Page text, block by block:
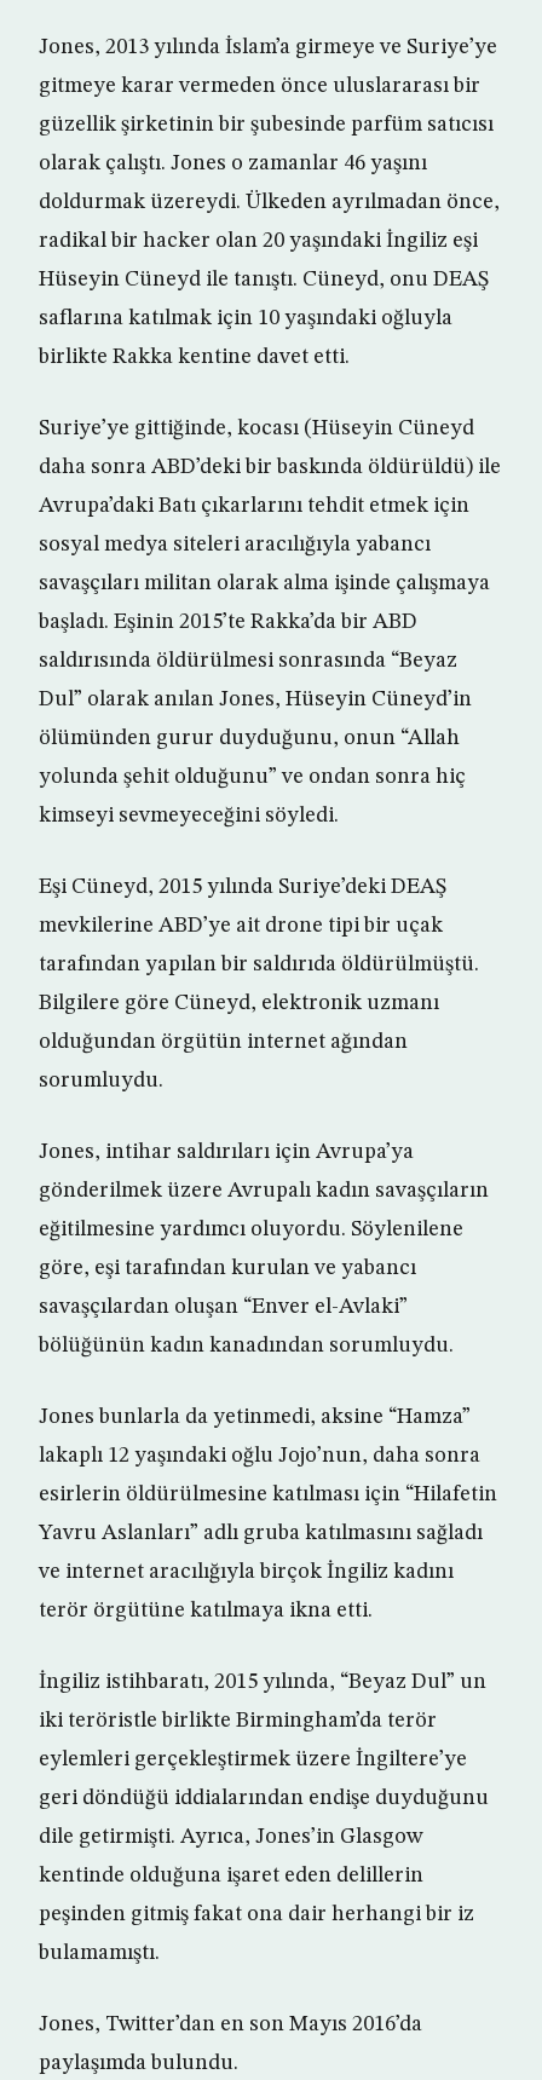
Jones, 2013 yılında İslam’a girmeye ve Suriye’ye
gitmeye karar vermeden önce uluslararası bir
güzellik şirketinin bir şubesinde parfüm satıcısı
olarak çalıştı. Jones o zamanlar 46 yaşını
doldurmak üzereydi. Ülkeden ayrılmadan önce,
radikal bir hacker olan 20 yaşındaki İngiliz eşi
Hüseyin Cüneyd ile tanıştı. Cüneyd, onu DEAŞ
saflarına katılmak için 10 yaşındaki oğluyla
birlikte Rakka kentine davet etti.
Suriye’ye gittiğinde, kocası (Hüseyin Cüneyd
daha sonra ABD’deki bir baskında öldürüldü) ile
Avrupa’daki Batı çıkarlarını tehdit etmek için
sosyal medya siteleri aracılığıyla yabancı
savaşçıları militan olarak alma işinde çalışmaya
başladı. Eşinin 2015’te Rakka’da bir ABD
saldırısında öldürülmesi sonrasında “Beyaz
Dul” olarak anılan Jones, Hüseyin Cüneyd’in
ölümünden gurur duyduğunu, onun “Allah
yolunda şehit olduğunu” ve ondan sonra hiç
kimseyi sevmeyeceğini söyledi.
Eşi Cüneyd, 2015 yılında Suriye’deki DEAŞ
mevkilerine ABD’ye ait drone tipi bir uçak
tarafından yapılan bir saldırıda öldürülmüştü.
Bilgilere göre Cüneyd, elektronik uzmanı
olduğundan örgütün internet ağından
sorumluydu.
Jones, intihar saldırıları için Avrupa’ya
gönderilmek üzere Avrupalı kadın savaşçıların
eğitilmesine yardımcı oluyordu. Söylenilene
göre, eşi tarafından kurulan ve yabancı
savaşçılardan oluşan “Enver el-Avlaki”
bölüğünün kadın kanadından sorumluydu.
Jones bunlarla da yetinmedi, aksine “Hamza”
lakaplı 12 yaşındaki oğlu Jojo’nun, daha sonra
esirlerin öldürülmesine katılması için “Hilafetin
Yavru Aslanları” adlı gruba katılmasını sağladı
ve internet aracılığıyla birçok İngiliz kadını
terör örgütüne katılmaya ikna etti.
İngiliz istihbaratı, 2015 yılında, “Beyaz Dul” un
iki teröristle birlikte Birmingham’da terör
eylemleri gerçekleştirmek üzere İngiltere’ye
geri döndüğü iddialarından endişe duyduğunu
dile getirmişti. Ayrıca, Jones’in Glasgow
kentinde olduğuna işaret eden delillerin
peşinden gitmiş fakat ona dair herhangi bir iz
bulamamıştı.
Jones, Twitter’dan en son Mayıs 2016’da
paylaşımda bulundu.